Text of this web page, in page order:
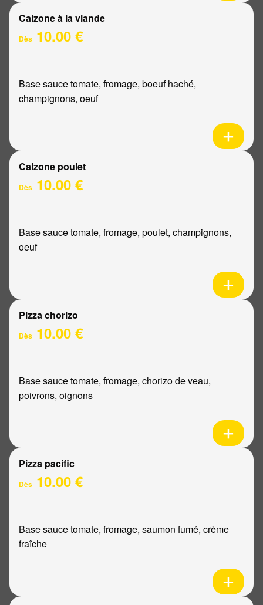
Calzone à la viande
Dès 10.00 €
Base sauce tomate, fromage, boeuf haché,
champignons, oeuf
Calzone poulet
Dès 10.00 €
Base sauce tomate, fromage, poulet, champignons,
oeuf
Pizza chorizo
Dès 10.00 €
Base sauce tomate, fromage, chorizo de veau,
poivrons, oignons
Pizza pacific
Dès 10.00 €
Base sauce tomate, fromage, saumon fumé, crème
fraîche